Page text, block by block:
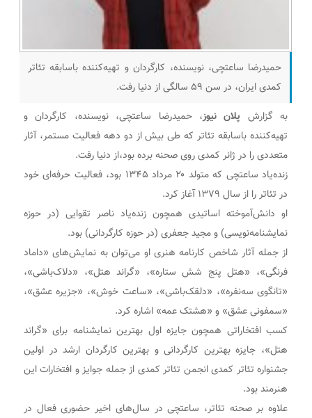
حمیدرضا ساعتچی، نویسنده، کارگردان و تهیه‌کننده باسابقه تئاتر
کمدی ایران، در سن ۵۹ سالگی از دنیا رفت.
به گزارش پلان نیوز، حمیدرضا ساعتچی، نویسنده، کارگردان و
تهیه‌کننده باسابقه تئاتر که طی بیش از دو دهه فعالیت مستمر، آثار
متعددی را در ژانر کمدی روی صحنه برده بود،از دنیا رفت.
زنده‌یاد ساعتچی که متولد ۲۰ مرداد ۱۳۴۵ بود، فعالیت حرفه‌ای خود
در تئاتر را از سال ۱۳۷۹ آغاز کرد.
او دانش‌آموخته اساتیدی همچون زنده‌یاد ناصر تقوایی (در حوزه
نمایشنامه‌نویسی) و مجید جعفری (در حوزه کارگردانی) بود.
از جمله آثار شاخص کارنامه هنری او می‌توان به نمایش‌های «داماد
فرنگی»، «هتل پنج شش ستاره»، «گراند هتل»، «دلاک‌باشی»،
«تانگوی سه‌نفره»، «دلقک‌باشی»، «ساعت خوش»، «جزیره عشق»،
«سمفونی عشق» و «هشتک عمه» اشاره کرد.
کسب افتخاراتی همچون جایزه اول بهترین نمایشنامه برای «گراند
هتل»، جایزه بهترین کارگردانی و بهترین کارگردان ارشد در اولین
جشنواره تئاتر کمدی انجمن تئاتر کمدی از جمله جوایز و افتخارات این
هنرمند بود.
علاوه بر صحنه تئاتر، ساعتچی در سال‌های اخیر حضوری فعال در